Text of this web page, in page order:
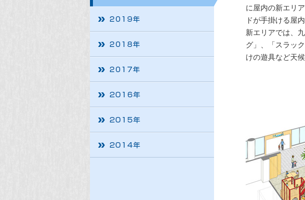
に屋内の新エリ
ドが手掛ける屋
新エリアでは、
グ」、「スラッ
けの遊具など天